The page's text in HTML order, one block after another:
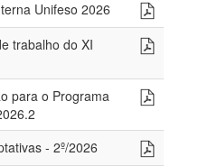
Unifeso 2026
trabalho do XI
para o Programa
- 2º/2026